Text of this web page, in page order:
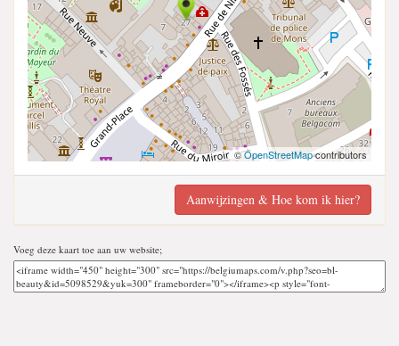
©OpenStreetMapcontributors
Aanwijzingen & Hoe kom ik hier?
Voeg deze kaart toe aan uw website;